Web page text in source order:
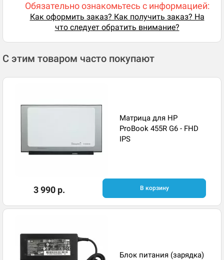
Обязательно ознакомьтесь с информацией:
Как оформить заказ? Как получить заказ? На
что следует обратить внимание?
С этим товаром часто покупают
Матрица для HP
ProBook 455R G6 - FHD
IPS
3 990 р. В корзину
Блок питания (зарядка)